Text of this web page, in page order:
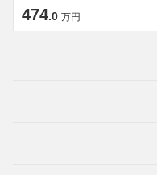
474.0 万円